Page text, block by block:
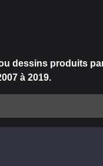
dessins produits
à 2019.